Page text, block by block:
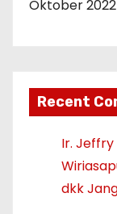
Oktober 2022
Recent
Ir. Jeffry
dkk